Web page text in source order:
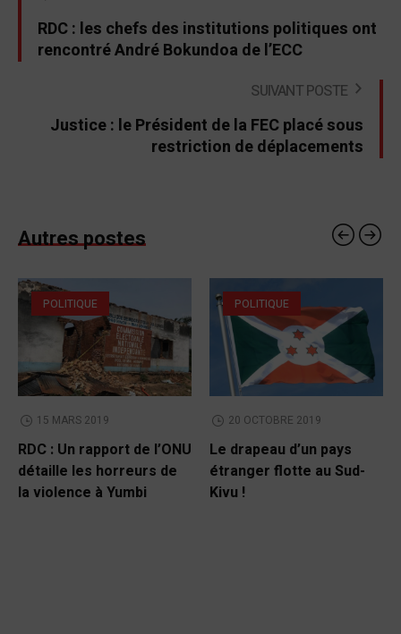
RDC : les chefs des institutions politiques ont
rencontré André Bokundoa de l’ECC
SUIVANT POSTE
Justice : le Président de la FEC placé sous
restriction de déplacements
Autres postes
POLITIQUE
15 MARS 2019
RDC : Un rapport de l’ONU
détaille les horreurs de
la violence à Yumbi
POLITIQUE
20 OCTOBRE 2019
Le drapeau d’un pays
étranger flotte au Sud-
Kivu !